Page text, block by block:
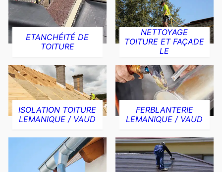
ETANCHÉITÉ DE
TOITURE
NETTOYAGE
TOITURE ET FAÇADE
LE
ISOLATION TOITURE
LEMANIQUE / VAUD
FERBLANTERIE
LEMANIQUE / VAUD